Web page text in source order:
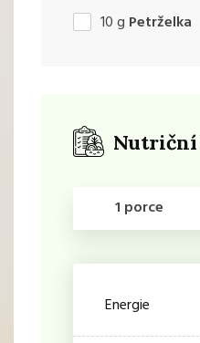
10g Petrželka
1 porce
Energie